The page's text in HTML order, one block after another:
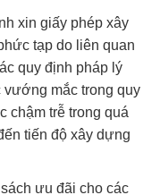
xin giấy phép xây
tạp do liên quan
quy định pháp lý
vướng mắc trong quy
chậm trễ trong quá
tiến độ xây dựng
ưu đãi cho các